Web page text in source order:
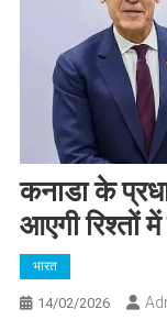
कनाडा के
आएगी रिश्तों
भारत
14/02/2026